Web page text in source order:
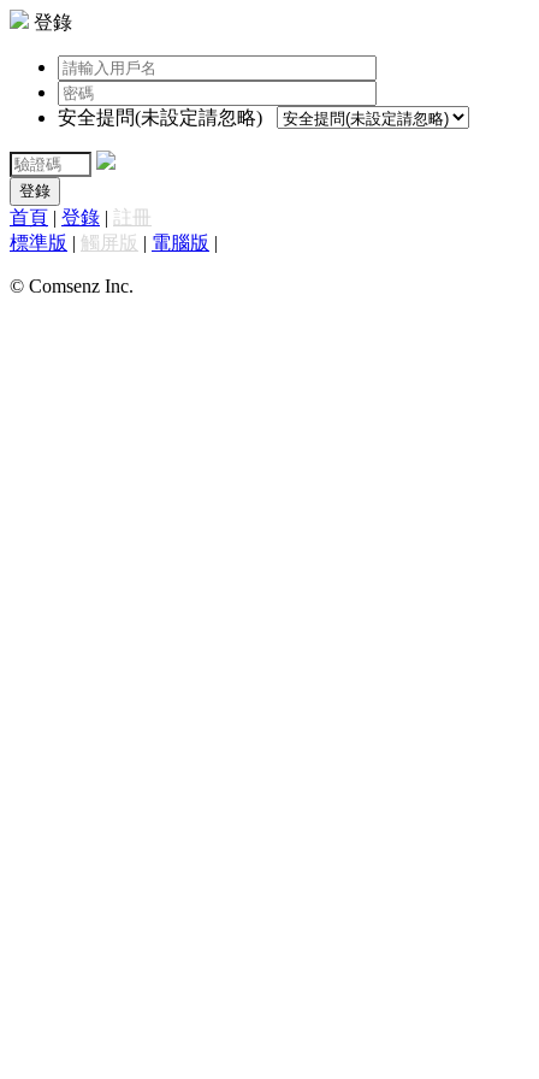
登錄
安全提問(未設定請忽略)
登錄
首頁 | 登錄 | 註冊
標準版 | 觸屏版 | 電腦版 |
© Comsenz Inc.